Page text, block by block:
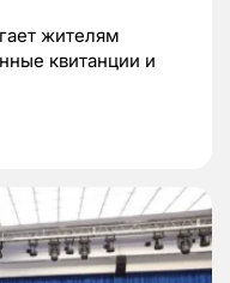
жителям
квитанции и